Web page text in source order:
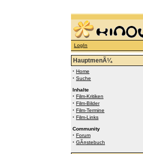
LogIn
HauptmenÃ¼
· Home
· Suche
Inhalte
· Film-Kritiken
· Film-Bilder
· Film-Termine
· Film-Links
Community
· Forum
· GÃ¤stebuch